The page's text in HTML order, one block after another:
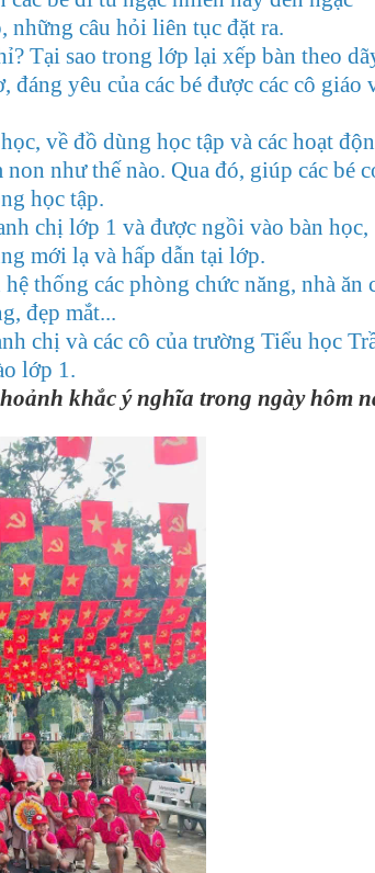
câu hỏi liên tục đặt ra.
Tại sao trong lớp lại xếp bàn theo
yêu của các bé được các cô giáo
về đồ dùng học tập và các hoạt
như thế nào. Qua đó, giúp các bé
học tập.
chị lớp 1 và được ngồi vào bàn học,
mới lạ và hấp dẫn tại lớp.
thống các phòng chức năng, nhà ăn
đẹp mắt...
chị và các cô của trường Tiểu học
lớp 1.
khắc ý nghĩa trong ngày hôm